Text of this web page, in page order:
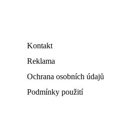
Kontakt
Reklama
Ochrana osobních údajů
Podmínky použití